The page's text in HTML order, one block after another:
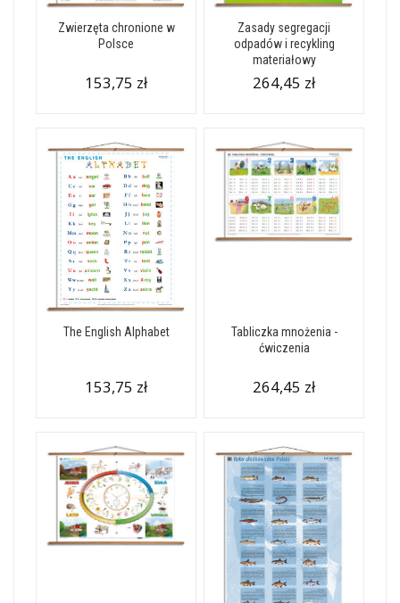
Zwierzęta chronione w
Polsce
153,75 zł
Zasady segregacji
odpadów i recykling
materiałowy
264,45 zł
The English Alphabet
153,75 zł
Tabliczka mnożenia -
ćwiczenia
264,45 zł